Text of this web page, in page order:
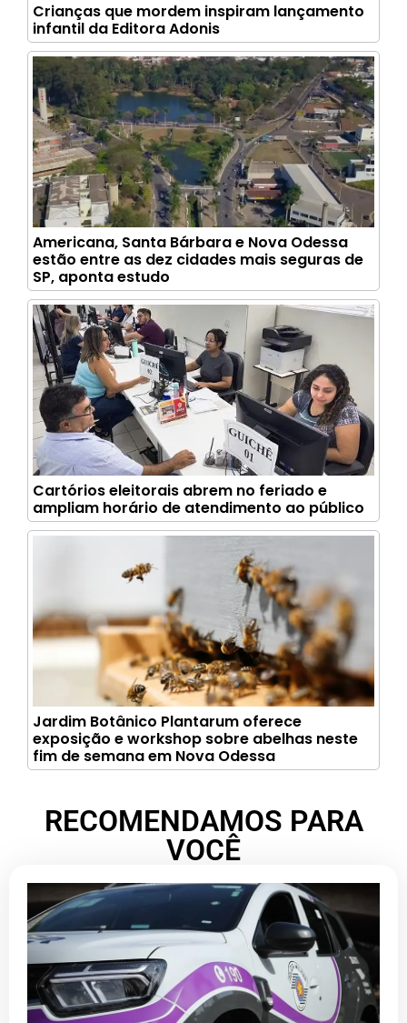
Crianças que mordem inspiram lançamento
infantil da Editora Adonis
Americana, Santa Bárbara e Nova Odessa
estão entre as dez cidades mais seguras de
SP, aponta estudo
Cartórios eleitorais abrem no feriado e
ampliam horário de atendimento ao público
Jardim Botânico Plantarum oferece
exposição e workshop sobre abelhas neste
fim de semana em Nova Odessa
RECOMENDAMOS PARA
VOCÊ